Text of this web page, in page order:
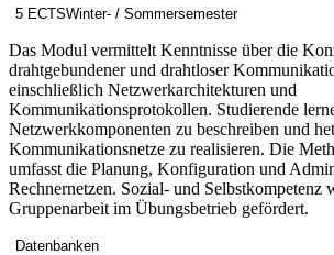
5 ECTSWinter- / Sommersemester
Das Modul vermittelt Kenntnisse über die
drahtgebundener und drahtloser
einschließlich Netzwerkarchitekturen und
Kommunikationsprotokollen. Studierende
Netzwerkkomponenten zu beschreiben und
Kommunikationsnetze zu realisieren. Die
umfasst die Planung, Konfiguration und
Rechnernetzen. Sozial- und Selbstkompetenz
Gruppenarbeit im Übungsbetrieb gefördert.
Datenbanken